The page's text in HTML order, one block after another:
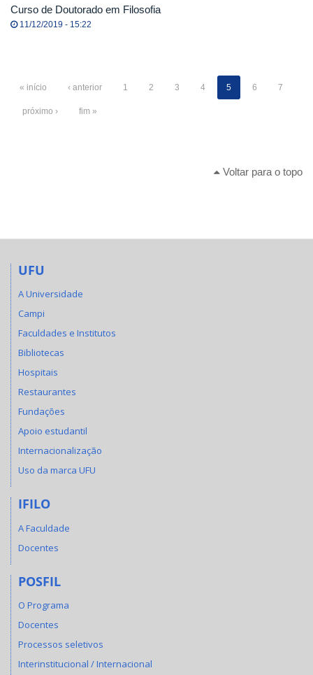
Curso de Doutorado em Filosofia
11/12/2019 - 15:22
« início ‹ anterior 1 2 3 4 5 6 7
próximo › fim »
Voltar para o topo
UFU
A Universidade
Campi
Faculdades e Institutos
Bibliotecas
Hospitais
Restaurantes
Fundações
Apoio estudantil
Internacionalização
Uso da marca UFU
IFILO
A Faculdade
Docentes
POSFIL
O Programa
Docentes
Processos seletivos
Interinstitucional / Internacional